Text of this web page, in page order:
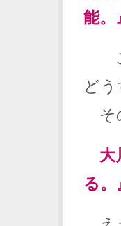
能
こ
ど
そ
大
る。